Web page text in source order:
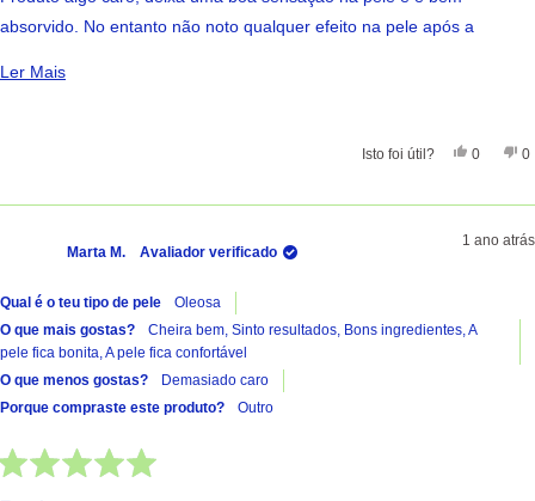
absorvido. No entanto não noto qualquer efeito na pele após a
Ler MaisLer Mais Sobre Esta Avaliação
Isto foi útil? Sim,
0 0
Marta M. Avaliador verificado
1 ano atrás
Qual é o teu tipo de pele
Oleosa
O que mais gostas?
Cheira bem, Sinto resultados, Bons ingredientes, A
pele fica bonita, A pele fica confortável
O que menos gostas?
Demasiado caro
Porque compraste este produto?
Outro